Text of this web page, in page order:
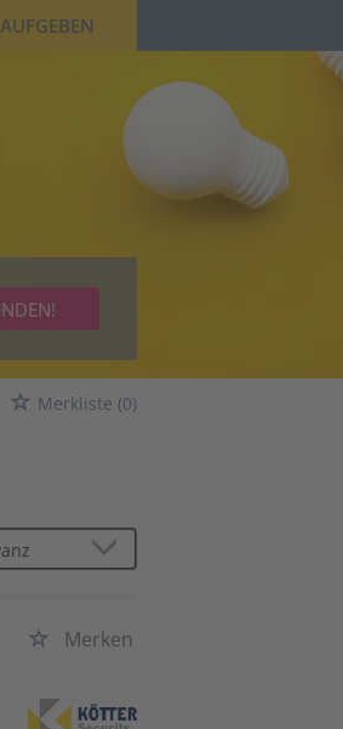
Merkliste (0)
Merken